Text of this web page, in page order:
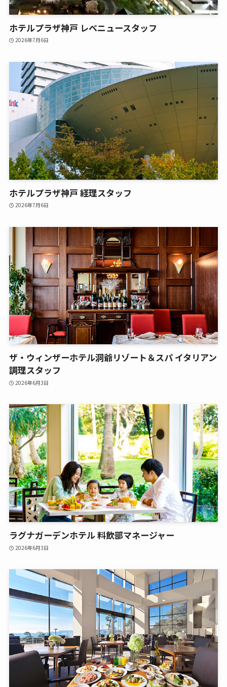
ホテルプラザ神戸 レベニュースタッフ
2026年7月6日
ホテルプラザ神戸 経理スタッフ
2026年7月6日
ザ・ウィンザーホテル洞爺リゾート＆スパ イタリアン
調理スタッフ
2026年6月3日
ラグナガーデンホテル 料飲部マネージャー
2026年6月3日